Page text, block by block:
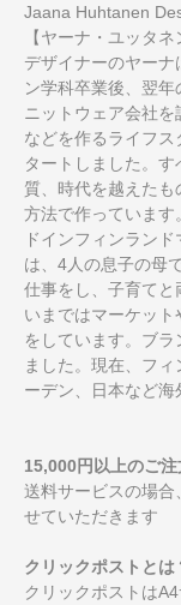
Jaana Huhtanen
【ヤーナ・ユッタネ
デザイナーのヤー
ン学科卒業後、翌
ニットウェア会社
などを作るライフ
タートしました。
質、時代を越えた
方法で作っています
ドインフィンラン
は、4人の息子の母
仕事をし、子育てと
いまではマーケッ
をしています。ブ
ました。現在、フ
ーデン、日本など海
15,000円以上のご注
送料サービスの場合
せていただきます
クリックポストとは
クリックポストは